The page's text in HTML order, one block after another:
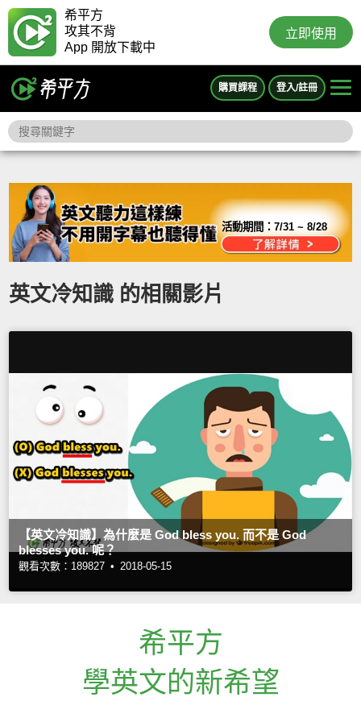
希平方
攻其不背
App 開放下載中
立即使用
購買課程 登入/註冊
活動期間：7/31 ~ 8/28
英文冷知識 的相關影片
【英文冷知識】為什麼是 God bless you. 而不是 God
blesses you. 呢？
觀看次數：189827 • 2018-05-15
希平方
學英文的新希望